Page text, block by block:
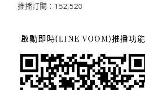
推播訂閱：152,520
啟動即時(LINE VOOM)推播功能